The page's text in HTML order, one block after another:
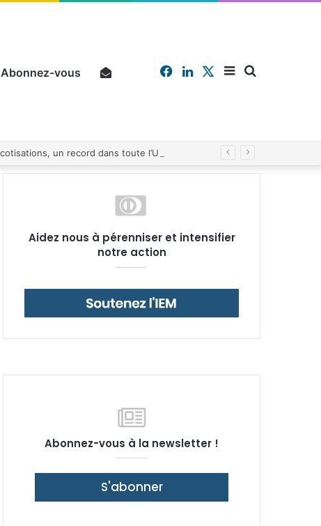
Abonnez-vous Sidebar
X
Linkedin
Facebook
Aidez nous à pérenniser et intensifier
notre action
Abonnez-vous à la newsletter !
S'abonner